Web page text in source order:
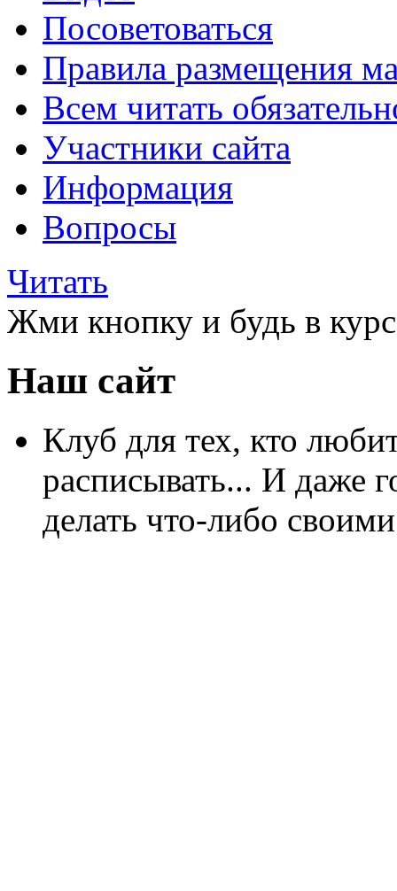
Посоветоваться
Правила размещения
Всем читать
Участники сайта
Информация
Вопросы
Читать
Жми кнопку и будь в
Наш сайт
Клуб для тех, кто
расписывать... И даже
делать что-либо